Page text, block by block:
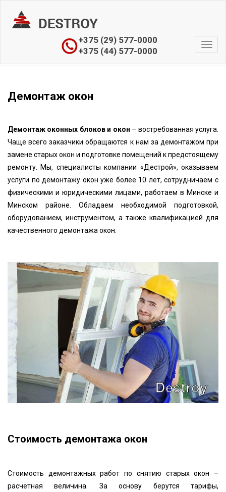
+375 (29) 577-0000
+375 (44) 577-0000
Демонтаж окон
Демонтаж оконных блоков и окон – востребованная услуга.
Чаще всего заказчики обращаются к нам за демонтажом при
замене старых окон и подготовке помещений к предстоящему
ремонту. Мы, специалисты компании «Дестрой», оказываем
услуги по демонтажу окон уже более 10 лет, сотрудничаем с
физическими и юридическими лицами, работаем в Минске и
Минском районе. Обладаем необходимой подготовкой,
оборудованием, инструментом, а также квалификацией для
качественного демонтажа окон.
Стоимость демонтажа окон
Стоимость демонтажных работ по снятию старых окон –
расчетная величина. За основу берутся тарифы,